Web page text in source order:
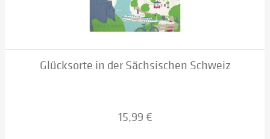
Glücksorte in der Sächsischen Schweiz
15,99 €